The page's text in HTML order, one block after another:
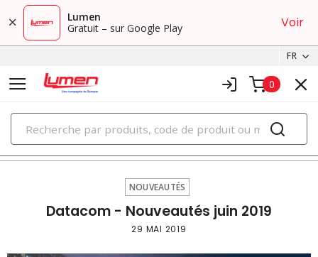
Lumen
Gratuit – sur Google Play
Voir
FR
0
PRODUITS
nouveautés
NOUVEAUTÉS
Datacom - Nouveautés juin 2019
29 MAI 2019